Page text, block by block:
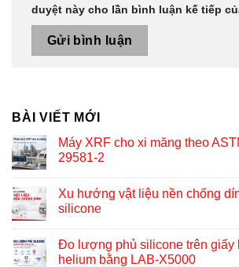
duyệt này cho lần bình luận kế tiếp
BÀI VIẾT MỚI
Máy XRF cho xi măng theo
29581-2
Xu hướng vật liệu nền chống
silicone
Đo lượng phủ silicone trên giấy
helium bằng LAB-X5000